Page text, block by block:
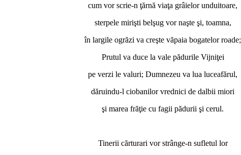
cum vor scrie-n ţărnă viaţa grâielor unduitoare,
sterpele mirişti belşug vor naşte şi, toamna,
în largile ogrăzi va creşte văpaia bogatelor roade;
Prutul va duce la vale pădurile Vijniţei
pe verzi le valuri; Dumnezeu va lua luceafărul,
dăruindu-l ciobanilor vrednici de dalbii miori
şi marea frăţie cu fagii pădurii şi cerul.
Tinerii cărturari vor strânge-n sufletul lor